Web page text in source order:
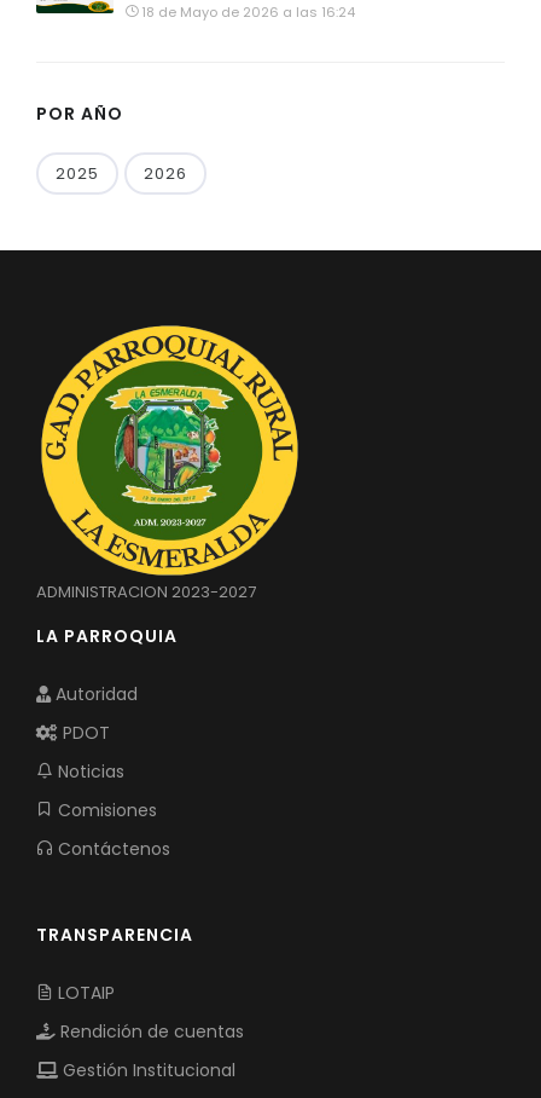
18 de Mayo de 2026 a las 16:24
POR AÑO
2025 2026
ADMINISTRACION 2023-2027
LA PARROQUIA
Autoridad
PDOT
Noticias
Comisiones
Contáctenos
TRANSPARENCIA
LOTAIP
Rendición de cuentas
Gestión Institucional